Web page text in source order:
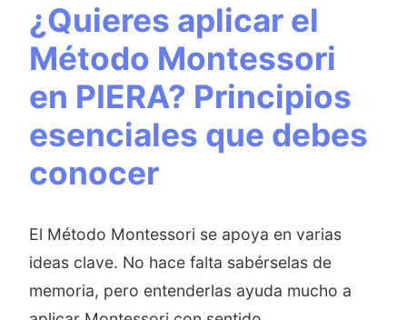
¿Quieres aplicar el
Método Montessori
en PIERA? Principios
esenciales que debes
conocer
El Método Montessori se apoya en varias
ideas clave. No hace falta sabérselas de
memoria, pero entenderlas ayuda mucho a